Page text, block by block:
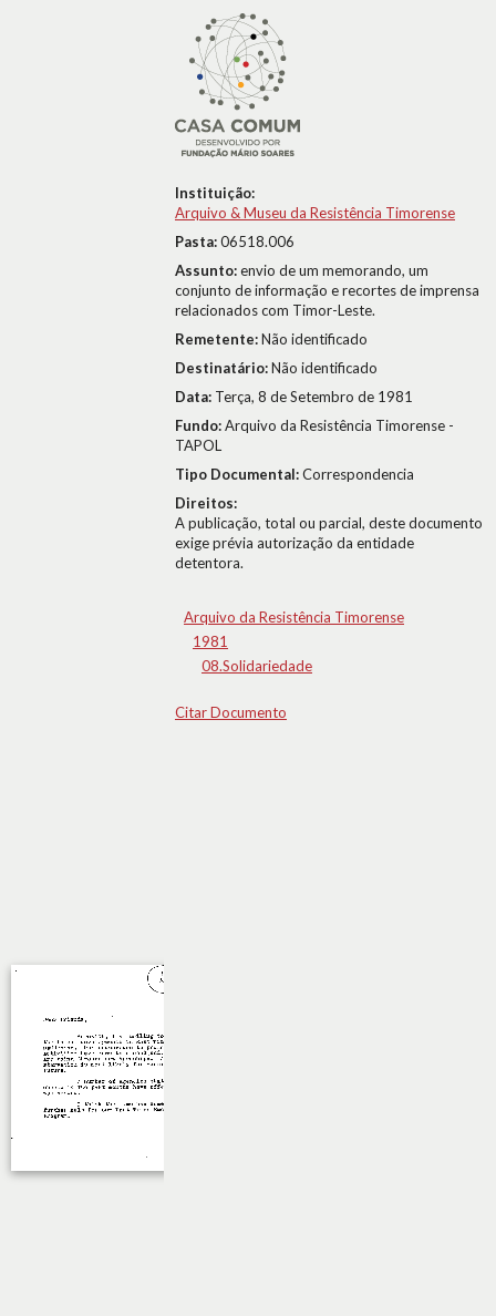
Instituição:
Arquivo & Museu da Resistência Timorense
Pasta:06518.006
Assunto:envio de um memorando, um
conjunto de informação e recortes de imprensa
relacionados com Timor-Leste.
Remetente:Não identificado
Destinatário:Não identificado
Data: Terça, 8 de Setembro de 1981
Fundo:Arquivo da Resistência Timorense -
TAPOL
Tipo Documental:Correspondencia
Direitos:
A publicação, total ou parcial, deste documento
exige prévia autorização da entidade
detentora.
Arquivo da Resistência Timorense
1981
08.Solidariedade
Citar Documento